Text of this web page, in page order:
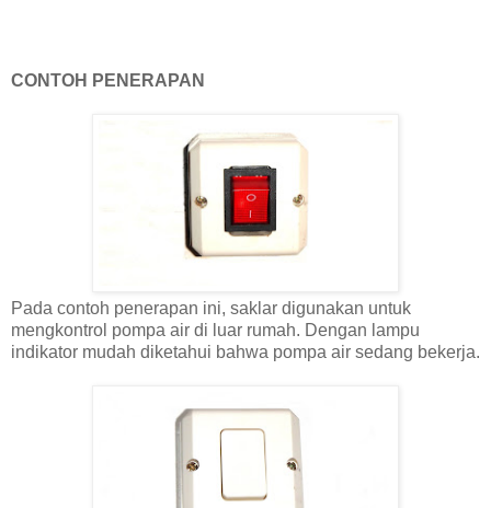
CONTOH PENERAPAN
Pada contoh penerapan ini, saklar digunakan untuk
mengkontrol pompa air di luar rumah. Dengan lampu
indikator mudah diketahui bahwa pompa air sedang bekerja.